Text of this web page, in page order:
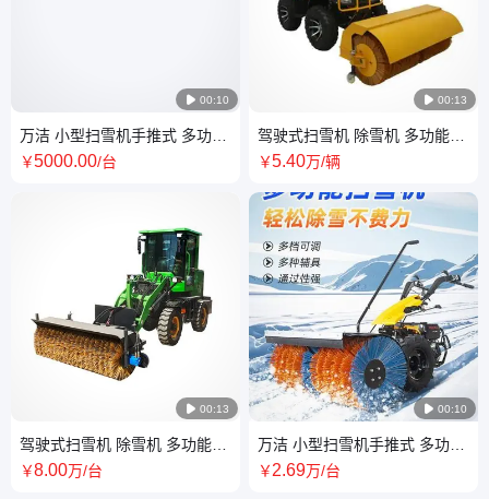
 00:10
万洁 小型扫雪机手推式 多功能
物业校园除雪车 微型扫雪车
￥5000.00/台
 00:13
驾驶式扫雪机 除雪机 多功能除
雪地机 厂家出售 罗图氏
￥8.00万/台
 00:13
驾驶式扫雪机 除雪机 多功能除
雪地机 厂家出售 万洁
￥5.40万/辆
 00:10
万洁 小型扫雪机手推式 多功能
物业校园除雪车 微型扫雪车
￥2.69万/台